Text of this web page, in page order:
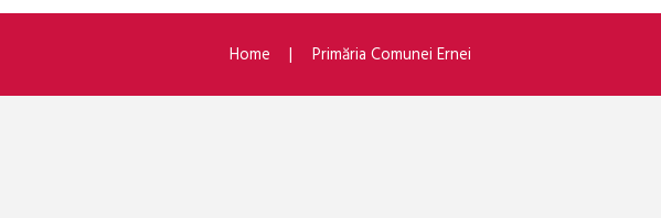
Home Primăria Comunei Ernei